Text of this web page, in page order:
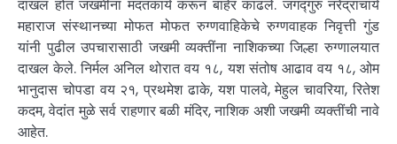
दाखल होत जखमींना मदतकार्य करून बाहेर काढले. जगद्गुरु नरेंद्राचार्य
महाराज संस्थानच्या मोफत मोफत रुग्णवाहिकेचे रुग्णवाहक निवृत्ती गुंड
यांनी पुढील उपचारासाठी जखमी व्यक्तींना नाशिकच्या जिल्हा रुग्णालयात
दाखल केले. निर्मल अनिल थोरात वय १८, यश संतोष आढाव वय १८, ओम
भानुदास चोपडा वय २१, प्रथमेश ढाके, यश पालवे, मेहुल चावरिया, रितेश
कदम, वेदांत मुळे सर्व राहणार बळी मंदिर, नाशिक अशी जखमी व्यक्तींची नावे
आहेत.